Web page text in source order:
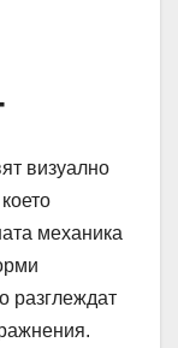
визуално
механика
разглеждат